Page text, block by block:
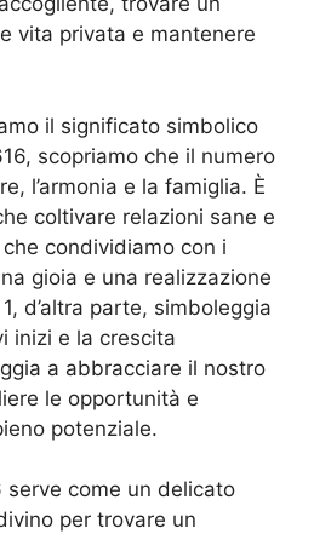
vita privata e mantenere
il significato simbolico
scopriamo che il numero
l’armonia e la famiglia. È
coltivare relazioni sane e
condividiamo con i
gioia e una realizzazione
d’altra parte, simboleggia
inizi e la crescita
a abbracciare il nostro
le opportunità e
potenziale.
serve come un delicato
per trovare un